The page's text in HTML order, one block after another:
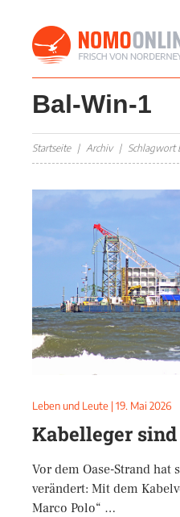
Bal-Win-1
Startseite Archiv Schlagwort
Leben und Leute | 19. Mai 2026
Kabelleger
Vor dem Oase-Strand hat
verändert: Mit dem
Marco Polo“ …